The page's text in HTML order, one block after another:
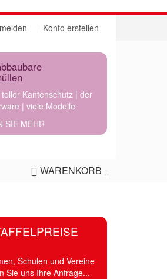
Konto erstellen
Kantenschutz | der
| viele Modelle
SIE MEHR
WARENKORB
Schulen und Vereine
Sie uns Ihre Anfrage...